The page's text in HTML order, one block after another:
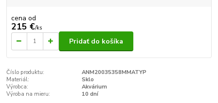
cena od
215 €/ks
Pridať do košíka
Číslo produktu:
ANM20035358MMATYP
Materiál:
Sklo
Výrobca:
Akvárium
Výroba na mieru:
10 dní